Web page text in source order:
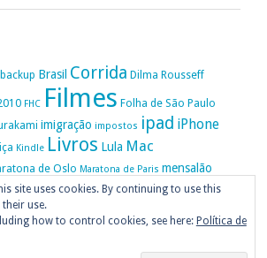
backup Brasil Corrida Dilma Rousseff
FHC Filmes Folha de São Paulo
imigração impostos ipad iPhone
Kindle Livros Lula Mac
de Oslo Maratona de Paris mensalão
música nike Noruega OAB OiOsloPolítica
PT
site uses cookies. By continuing to use this
use.
how to control cookies, see here: Política de